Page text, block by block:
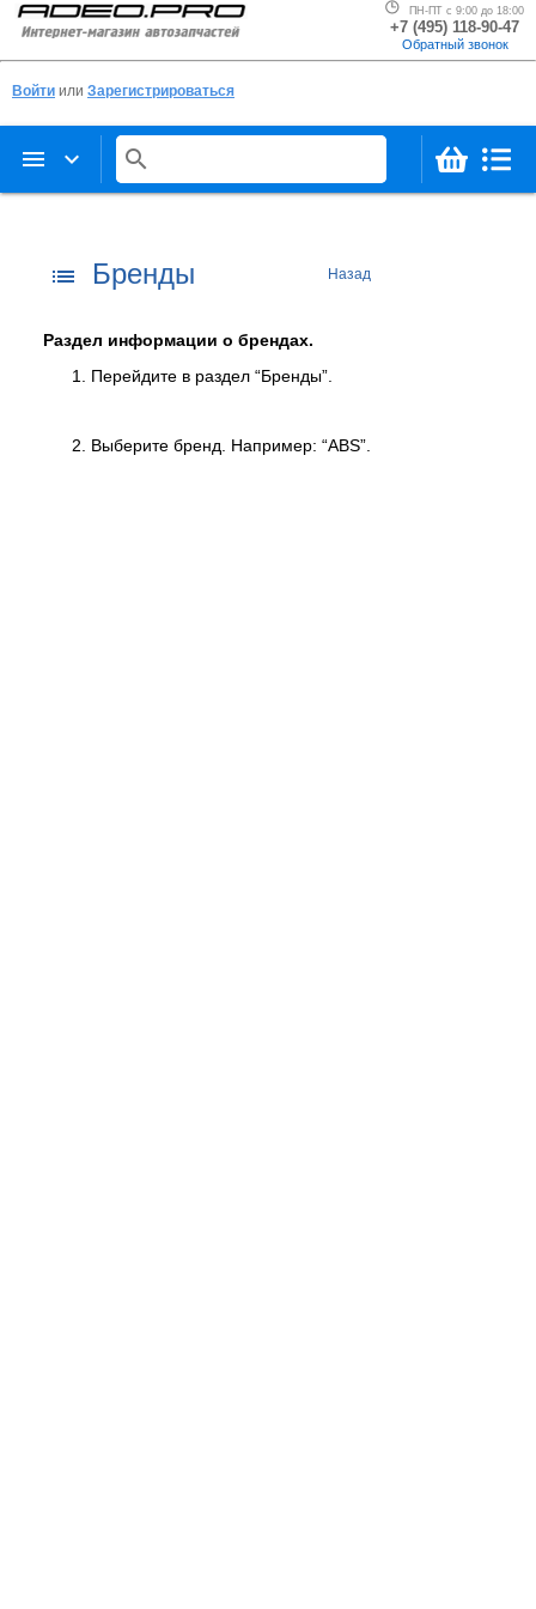
ПН-ПТ с 9:00 до 18:00
+7 (495) 118-90-47
Обратный звонок
Войти или Зарегистрироваться
menu keyboard_arrow_down search
list Бренды Назад
Раздел информации о брендах.
Перейдите в раздел “Бренды”.
Выберите бренд. Например: “ABS”.